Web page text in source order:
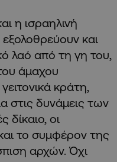
η ισραηλινή
εξολοθρεύουν και
λαό από τη γη του,
άμαχου
κράτη,
στις δυνάμεις των
δίκαιο, οι
το συμφέρον της
αρχών. Όχι